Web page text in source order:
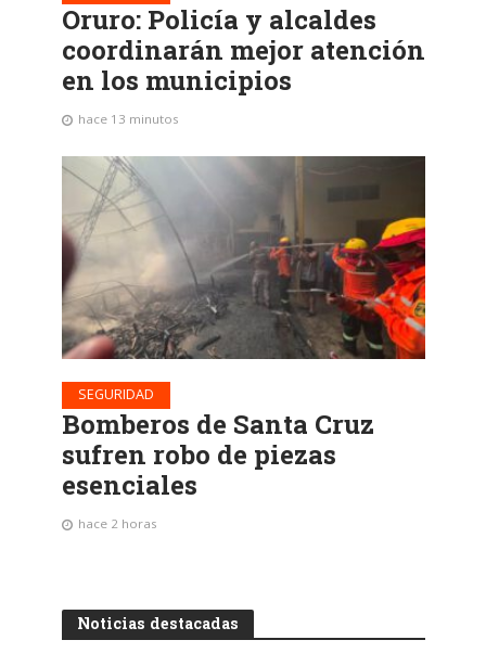
Oruro: Policía y alcaldes
coordinarán mejor atención
en los municipios
hace 13 minutos
SEGURIDAD
Bomberos de Santa Cruz
sufren robo de piezas
esenciales
hace 2 horas
Noticias destacadas